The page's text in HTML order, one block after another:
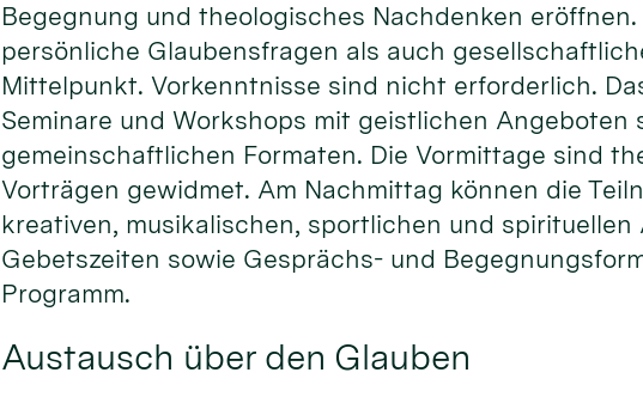
Begegnung und theologisches Nachdenken
persönliche Glaubensfragen als auch
Mittelpunkt. Vorkenntnisse sind nicht erforderlich.
Seminare und Workshops mit geistlichen Angeboten
gemeinschaftlichen Formaten. Die Vormittage sind
Vorträgen gewidmet. Am Nachmittag können die
kreativen, musikalischen, sportlichen und spirituellen
Gebetszeiten sowie Gesprächs- und
Programm.
Austausch über den Glauben